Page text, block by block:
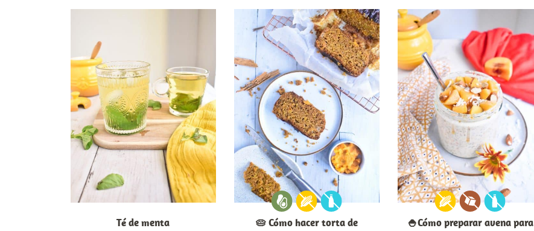
Té de menta
🥧 Cómo hacer torta de
🍚Cómo preparar avena para